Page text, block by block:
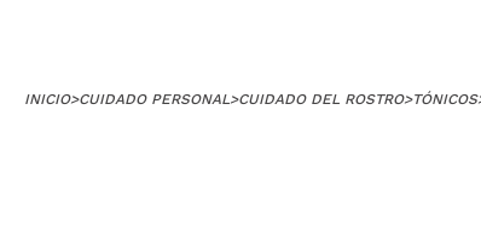
INICIO>CUIDADO PERSONAL>CUIDADO DEL ROSTRO>TÓNICOS